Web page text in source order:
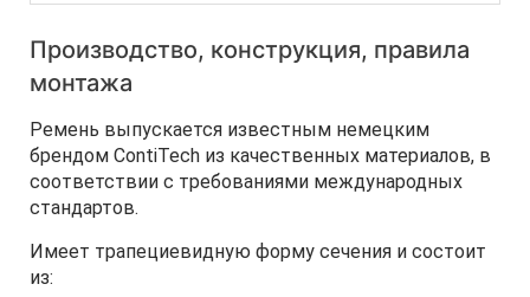
Производство, конструкция, правила
монтажа
Ремень выпускается известным немецким
брендом ContiTech из качественных материалов, в
соответствии с требованиями международных
стандартов.
Имеет трапециевидную форму сечения и состоит
из: